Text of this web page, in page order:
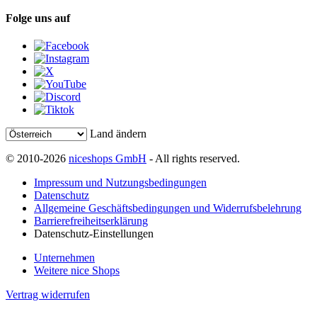
Folge uns auf
Land ändern
© 2010-2026 niceshops GmbH - All rights reserved.
Impressum und Nutzungsbedingungen
Datenschutz
Allgemeine Geschäftsbedingungen und Widerrufsbelehrung
Barrierefreiheitserklärung
Datenschutz-Einstellungen
Unternehmen
Weitere nice Shops
Vertrag widerrufen